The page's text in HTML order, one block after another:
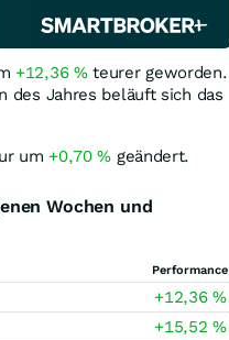
+12,36 %teurer geworden.
des Jahres beläuft sich das
um +0,70% geändert.
Wochen und
Performance
+12,36%
+15,52%